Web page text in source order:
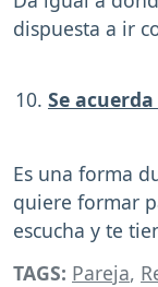
dispuesta a ir
Se
Es una forma
quiere formar
escucha y te
TAGS: Pareja,